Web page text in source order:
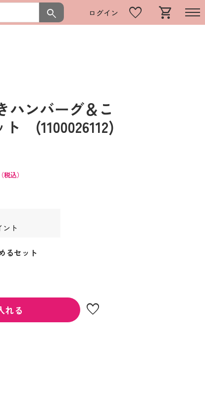
search ログイン favorite shopping_cart
ハンバーグ＆こ
(1100026112)
（税込）
ント
るセット
れる favorite